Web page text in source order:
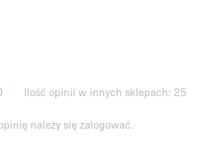
Ilość opinii w innych sklepach: 25
należy sięzalogować.